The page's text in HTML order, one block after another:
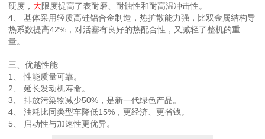
硬度， 大限度提高了表耐磨、耐蚀性和耐高温冲击性。
4、 基体采用轻质高硅铝合金制造，热扩散能力强，比双金属结构导
热系数提高42%，对活塞有良好的热配合性，又减轻了整机的重
量。
三、优越性能
1、 性能质量可靠。
2、 延长发动机寿命。
3、 排放污染物减少50%，是新一代绿色产品。
4、 油耗比同类型车降低15%，更经济、更省钱。
5、 启动性与加速性更优异。